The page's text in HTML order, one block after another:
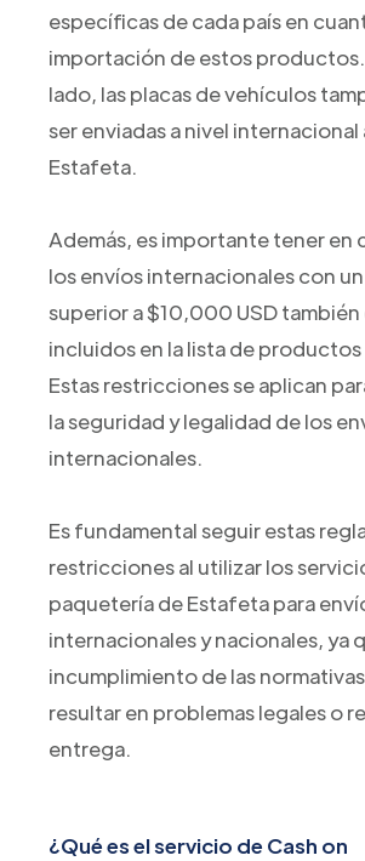
específicas de cada país en
importación de estos
lado, las placas de vehículos
ser enviadas a nivel internacional
Estafeta.
Además, es importante tener en
los envíos internacionales con
superior a $10,000 USD también
incluidos en la lista de
Estas restricciones se aplican
la seguridad y legalidad de los
internacionales.
Es fundamental seguir estas
restricciones al utilizar los
paquetería de Estafeta para
internacionales y nacionales, ya
incumplimiento de las
resultar en problemas legales o
entrega.
¿Qué es el servicio de Cash on